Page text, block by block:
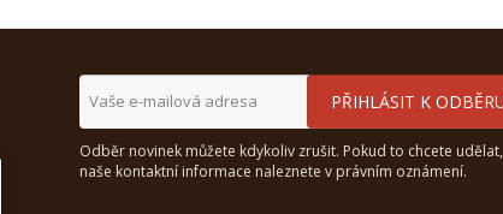
Odběr novinek můžete kdykoliv zrušit. Pokud to chcete udělat,
naše kontaktní informace naleznete v právním oznámení.